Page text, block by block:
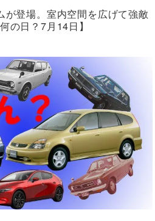
登場。室内空間を広げて強敵
の日？7月14日】